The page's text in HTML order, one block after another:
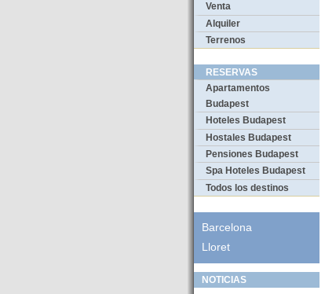
Venta
Alquiler
Terrenos
RESERVAS
Apartamentos
Budapest
Hoteles Budapest
Hostales Budapest
Pensiones Budapest
Spa Hoteles Budapest
Todos los destinos
Barcelona
Lloret
NOTICIAS